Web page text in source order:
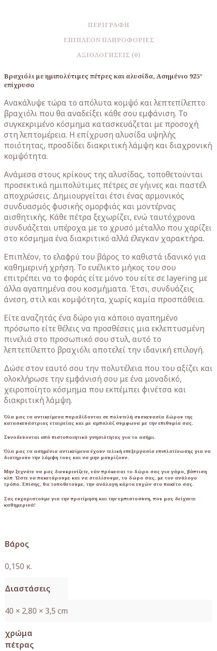
ΠΕΡΙΓΡΑΦΉ
ΕΠΙΠΛΈΟΝ ΠΛΗΡΟΦΟΡΊΕΣ
ΑΞΙΟΛΟΓΉΣΕΙΣ (0)
Βραχιόλι με ημιπολύτιμες πέτρες και αλυσίδα, Ασημένιο 925°
επίχρυσο
Ανακάλυψε τώρα το απόλυτα κομψό και λεπτεπίλεπτο
βραχιόλι που θα αναδείξει κάθε σου εμφάνιση. Το
συγκεκριμένο κόσμημα κατασκευάζεται με προσοχή
στη λεπτομέρεια. Η επίχρυση αλυσίδα υψηλής
ποιότητας, προσδίδει διακριτική λάμψη και διαχρονική
κομψότητα.
Ανάμεσα στους κρίκους της αλυσίδας, τοποθετούνται
προσεκτικά ημιπολύτιμες πέτρες σε γήινες και παστέλ
αποχρώσεις. Δημιουργείται έτσι ένας αρμονικός
συνδυασμός φυσικής ομορφιάς και μοντέρνας
αισθητικής. Κάθε πέτρα ξεχωρίζει, ενώ ταυτόχρονα
συνδυάζεται υπέροχα με το χρυσό μέταλλο που χαρίζει
στο κόσμημα ένα διακριτικό αλλά έλεγκαν χαρακτήρα.
Επιπλέον, το ελαφρύ του βάρος το καθιστά ιδανικό για
καθημερινή χρήση. Το ευέλικτο μήκος του σου
επιτρέπει να το φοράς είτε μόνο του είτε σε layering με
άλλα αγαπημένα σου κοσμήματα. Έτσι, συνδυάζεις
άνεση, στιλ και κομψότητα, χωρίς καμία προσπάθεια.
Είτε αναζητάς ένα δώρο για κάποιο αγαπημένο
πρόσωπο είτε θέλεις να προσθέσεις μια εκλεπτυσμένη
πινελιά στο προσωπικό σου στυλ, αυτό το
λεπτεπίλεπτο βραχιόλι αποτελεί την ιδανική επιλογή.
Δώσε στον εαυτό σου την πολυτέλεια που του αξίζει και
ολοκλήρωσε την εμφάνισή σου με ένα μοναδικό,
χειροποίητο κόσμημα που εκπέμπει φινέτσα και
διακριτική λάμψη.
Όλα μας τα αντικείμενα παραδίδονται σε πολυτελή συσκευασία δώρου της
κατασκευάστριας εταιρείας και με αμπαλάζ σύμφωνα με την επιθυμία σας.
Συνοδεύονται από πιστοποιητικό γνησιότητας για το ασήμι.
Όλα μας τα ασημένια αντικείμενα έχουν τελική επεξεργασία επιπλατίνωσης για να
διατηρούν την λάμψη τους και να μην μαυρίζουν.
Μην ξεχνάτε να μας διευκρινίζετε, εάν πρόκειται το δώρο σας για γάμο, βάπτιση
κλπ. Ώστε να πακετάρουμε και να στολίσουμε, το δώρο σας, με τον ανάλογο
τρόπο. Επίσης, θα τοποθετούμε, την ανάλογη κάρτα ευχών στο πακέτο σας.
Σας ευχαριστούμε για την προτίμηση και την εμπιστοσύνη, που μας δείχνετε
καθημερινά!
Βάρος
0,150 κ.
Διαστάσεις
40 × 2,80 × 3,5 cm
χρώμα
πέτρας